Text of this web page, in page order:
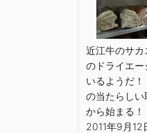
近江牛のサ
のドライエ
いるようだ
の当たらし
から始まる！
2011年9月12